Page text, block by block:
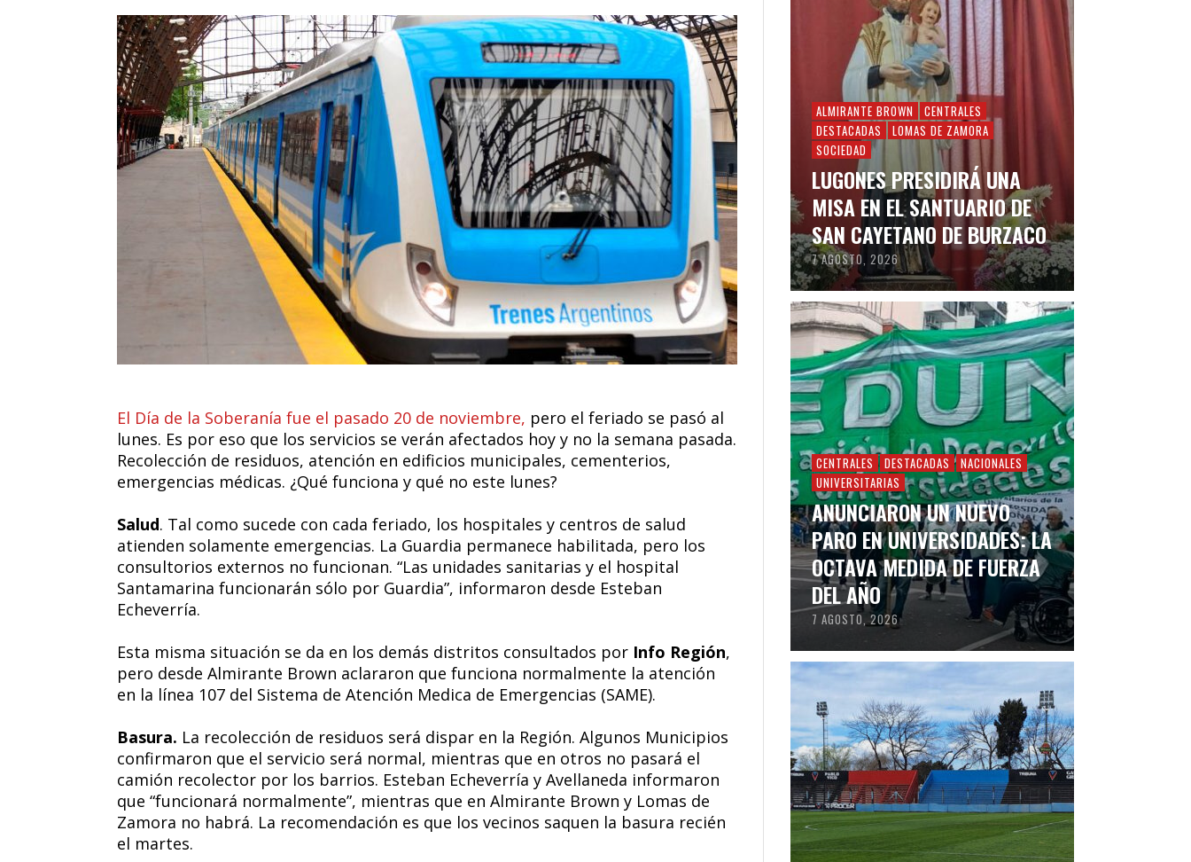
El Día de la Soberanía fue el pasado 20 de noviembre, pero el feriado se pasó al
lunes. Es por eso que los servicios se verán afectados hoy y no la semana pasada.
Recolección de residuos, atención en edificios municipales, cementerios,
emergencias médicas. ¿Qué funciona y qué no este lunes?
Salud. Tal como sucede con cada feriado, los hospitales y centros de salud
atienden solamente emergencias. La Guardia permanece habilitada, pero los
consultorios externos no funcionan. “Las unidades sanitarias y el hospital
Santamarina funcionarán sólo por Guardia”, informaron desde Esteban
Echeverría.
Esta misma situación se da en los demás distritos consultados por Info Región,
pero desde Almirante Brown aclararon que funciona normalmente la atención
en la línea 107 del Sistema de Atención Medica de Emergencias (SAME).
Basura. La recolección de residuos será dispar en la Región. Algunos Municipios
confirmaron que el servicio será normal, mientras que en otros no pasará el
camión recolector por los barrios. Esteban Echeverría y Avellaneda informaron
que “funcionará normalmente”, mientras que en Almirante Brown y Lomas de
Zamora no habrá. La recomendación es que los vecinos saquen la basura recién
el martes.
ALMIRANTE BROWN
CENTRALES
DESTACADAS
LOMAS DE ZAMORA
SOCIEDAD
LUGONES PRESIDIRÁ UNA
MISA EN EL SANTUARIO DE
SAN CAYETANO DE BURZACO
7 AGOSTO, 2026
CENTRALES DESTACADAS
NACIONALES
UNIVERSITARIAS
ANUNCIARON UN NUEVO
PARO EN UNIVERSIDADES: LA
OCTAVA MEDIDA DE FUERZA
DEL AÑO
7 AGOSTO, 2026